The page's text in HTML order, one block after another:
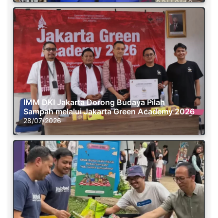
IMM DKI Jakarta Dorong Budaya Pilah
Sampah melalui Jakarta Green Academy 2026
28/07/2026